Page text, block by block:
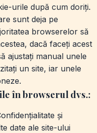
urile după cum doriți.
sunt deja pe
browserelor să
dacă faceți acest
ajustați manual unele
un site, iar unele
în browserul dvs.:
și
date ale site-ului